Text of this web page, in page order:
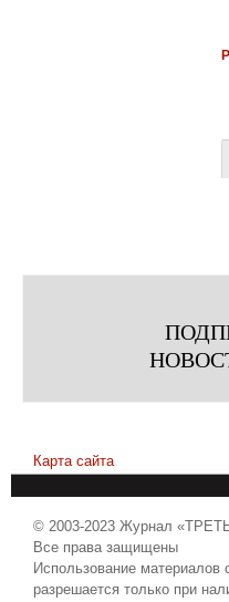
Карта сайта
© 2003-2023 Журнал
Все права защищены
Использование материалов
разрешается только при